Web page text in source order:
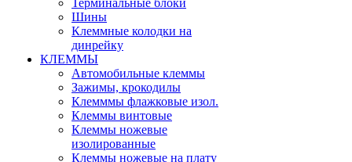
Терминальные блоки
Шины
Клеммные колодки на
динрейку
КЛЕММЫ
Автомобильные клеммы
Зажимы, крокодилы
Клемммы флажковые изол.
Клеммы винтовые
Клеммы ножевые
изолированные
Клеммы ножевые на плату